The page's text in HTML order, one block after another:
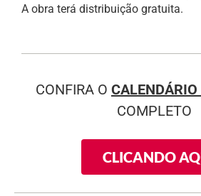
A obra terá distribuição gratuita.
CONFIRA O CALENDÁRIO
COMPLETO
CLICANDO